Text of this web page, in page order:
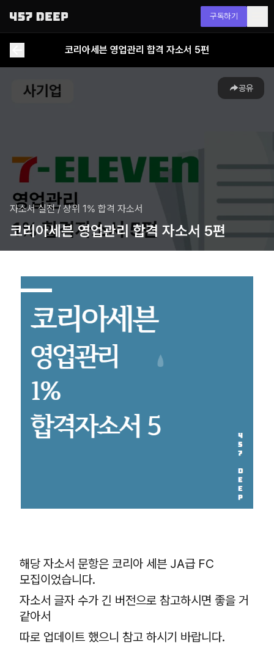
구독하기
코리아세븐 영업관리 합격 자소서 5편
공유
자소서 실전/ 상위 1% 합격 자소서
코리아세븐 영업관리 합격 자소서 5편
해당 자소서 문항은 코리아 세븐 JA급 FC
모집이었습니다.
자소서 글자 수가 긴 버전으로 참고하시면 좋을 거
같아서
따로 업데이트 했으니 참고 하시기 바랍니다.